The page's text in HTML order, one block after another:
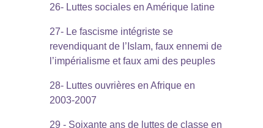
26- Luttes sociales en Amérique latine
27- Le fascisme intégriste se
revendiquant de l’Islam, faux ennemi de
l’impérialisme et faux ami des peuples
28- Luttes ouvrières en Afrique en
2003-2007
29 - Soixante ans de luttes de classe en